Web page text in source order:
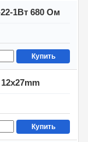
1Вт 680 Ом
Купить
Купить